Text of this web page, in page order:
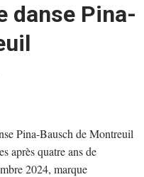
danse Pina-
Pina-Bausch de Montreuil
après quatre ans de
2024, marque